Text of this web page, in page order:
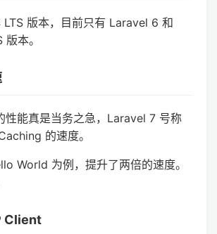
版本，目前只有 Laravel 6 和
本。
性能真是当务之急，Laravel 7 号称
的速度。
World 为例，提升了两倍的速度。
Client